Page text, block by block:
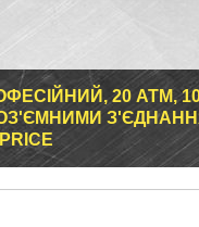
20 АТМ,